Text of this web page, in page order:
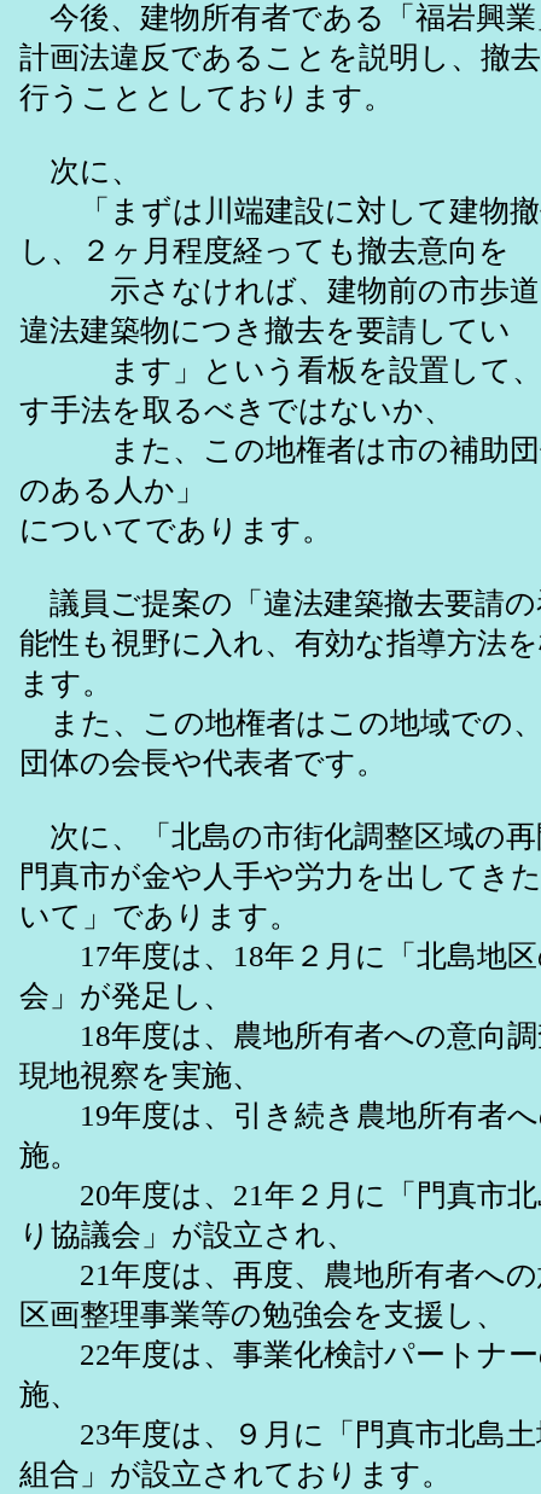
今後、建物所有者である「福岩興
計画法違反であることを説明し、撤
行うこととしております。
次に、
「まずは川端建設に対して建物撤
し、２ヶ月程度経っても撤去意向を
示さなければ、建物前の市歩道
違法建築物につき撤去を要請してい
ます」という看板を設置して、
す手法を取るべきではないか、
また、この地権者は市の補助団
のある人か」
についてであります。
議員ご提案の「違法建築撤去要請
能性も視野に入れ、有効な指導方法
ます。
また、この地権者はこの地域での
団体の会長や代表者です。
次に、「北島の市街化調整区域の
門真市が金や人手や労力を出してき
いて」であります。
17年度は、18年２月に「北島地区
会」が発足し、
18年度は、農地所有者への意向調
現地視察を実施、
19年度は、引き続き農地所有者へ
施。
20年度は、21年２月に「門真市北
り協議会」が設立され、
21年度は、再度、農地所有者への
区画整理事業等の勉強会を支援し、
22年度は、事業化検討パートナー
施、
23年度は、９月に「門真市北島土
組合」が設立されております。